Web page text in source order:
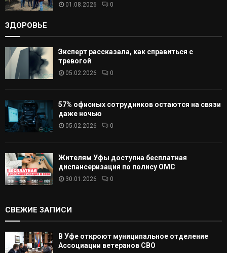
01.08.2026 0
ЗДОРОВЬЕ
Эксперт рассказала, как справиться с
тревогой
05.02.2026 0
57% офисных сотрудников остаются на связи
даже ночью
05.02.2026 0
Жителям Уфы доступна бесплатная
диспансеризация по полису ОМС
30.01.2026 0
СВЕЖИЕ ЗАПИСИ
В Уфе откроют муниципальное отделение
Ассоциации ветеранов СВО